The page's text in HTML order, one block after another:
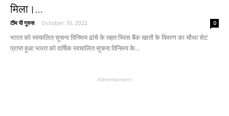
मिला।...
टीम पी गुरुस - October 10, 2022 0
भारत को स्वचालित सूचना विनिमय ढांचे के तहत स्विस बैंक खातों के विवरण का चौथा सेट
प्राप्त हुआ भारत को वार्षिक स्वचालित सूचना विनिमय के...
- Advertisement -